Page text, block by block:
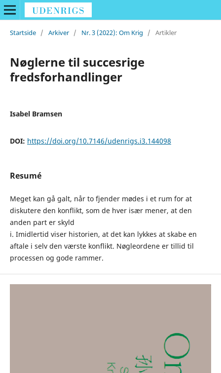
Startside / Arkiver / Nr. 3 (2022): Om Krig / Artikler
Nøglerne til succesrige
fredsforhandlinger
Isabel Bramsen
DOI: https://doi.org/10.7146/udenrigs.i3.144098
Resumé
Meget kan gå galt, når to fjender mødes i et rum for at
diskutere den konflikt, som de hver især mener, at den
anden part er skyld
i. Imidlertid viser historien, at det kan lykkes at skabe en
aftale i selv den værste konflikt. Nøgleordene er tillid til
processen og gode rammer.